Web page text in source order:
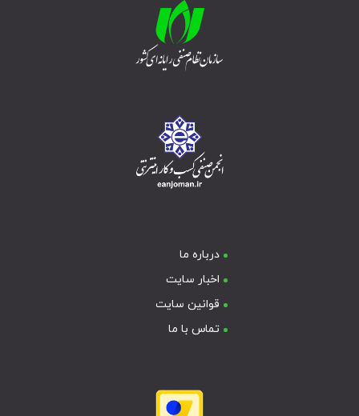
درباره ما
اخبار سایت
قوانین سایت
تماس با ما